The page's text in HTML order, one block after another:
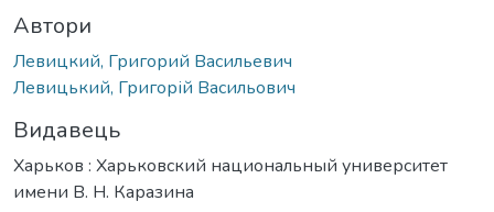
Автори
Левицкий, Григорий Васильевич
Левицький, Григорій Васильович
Видавець
Харьков : Харьковский национальный университет
имени В. Н. Каразина